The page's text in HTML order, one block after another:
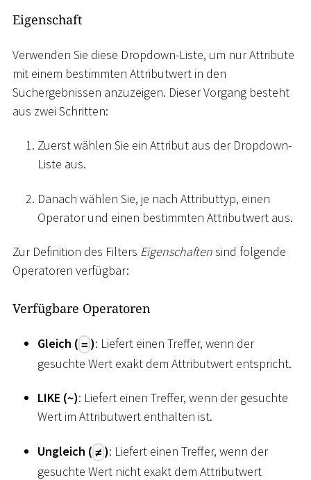
Eigenschaft
Verwenden Sie diese Dropdown-Liste, um nur Attribute
mit einem bestimmten Attributwert in den
Suchergebnissen anzuzeigen. Dieser Vorgang besteht
aus zwei Schritten:
Zuerst wählen Sie ein Attribut aus der Dropdown-
Liste aus.
Danach wählen Sie, je nach Attributtyp, einen
Operator und einen bestimmten Attributwert aus.
Zur Definition des Filters Eigenschaftensind folgende
Operatoren verfügbar:
Verfügbare Operatoren
Gleich ( = ): Liefert einen Treffer, wenn der
gesuchte Wert exakt dem Attributwert entspricht.
LIKE (~): Liefert einen Treffer, wenn der gesuchte
Wert im Attributwert enthalten ist.
Ungleich ( ≠ ): Liefert einen Treffer, wenn der
gesuchte Wert nicht exakt dem Attributwert